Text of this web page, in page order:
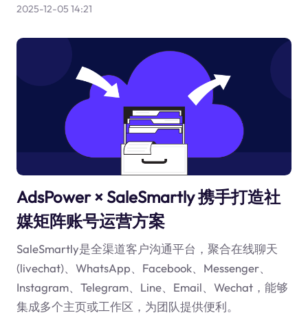
2025-12-05 14:21
AdsPower × SaleSmartly 携手打造社
媒矩阵账号运营方案
SaleSmartly是全渠道客户沟通平台，聚合在线聊天
(livechat)、WhatsApp、Facebook、Messenger、
Instagram、Telegram、Line、Email、Wechat，能够
集成多个主页或工作区，为团队提供便利。